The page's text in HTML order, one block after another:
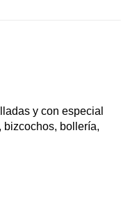
y con especial
bizcochos, bollería,